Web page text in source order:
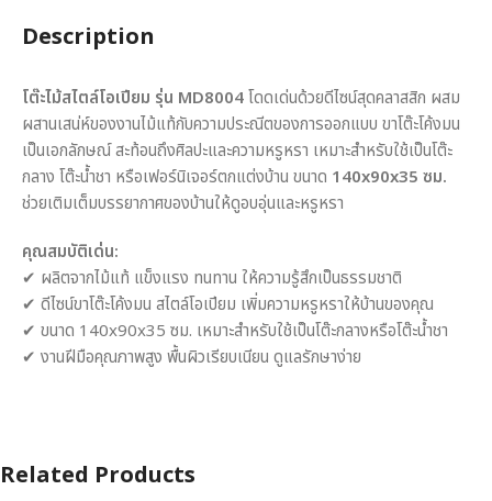
Description
โต๊ะไม้สไตล์โอเปียม รุ่น MD8004โดดเด่นด้วยดีไซน์สุดคลาสสิก ผสม
ผสานเสน่ห์ของงานไม้แท้กับความประณีตของการออกแบบ ขาโต๊ะโค้งมน
เป็นเอกลักษณ์ สะท้อนถึงศิลปะและความหรูหรา เหมาะสำหรับใช้เป็นโต๊ะ
กลาง โต๊ะน้ำชา หรือเฟอร์นิเจอร์ตกแต่งบ้าน ขนาด 140x90x35 ซม.
ช่วยเติมเต็มบรรยากาศของบ้านให้ดูอบอุ่นและหรูหรา
คุณสมบัติเด่น:
✔ ผลิตจากไม้แท้ แข็งแรง ทนทาน ให้ความรู้สึกเป็นธรรมชาติ
✔ ดีไซน์ขาโต๊ะโค้งมน สไตล์โอเปียม เพิ่มความหรูหราให้บ้านของคุณ
✔ ขนาด 140x90x35 ซม. เหมาะสำหรับใช้เป็นโต๊ะกลางหรือโต๊ะน้ำชา
✔ งานฝีมือคุณภาพสูง พื้นผิวเรียบเนียน ดูแลรักษาง่าย
Related Products